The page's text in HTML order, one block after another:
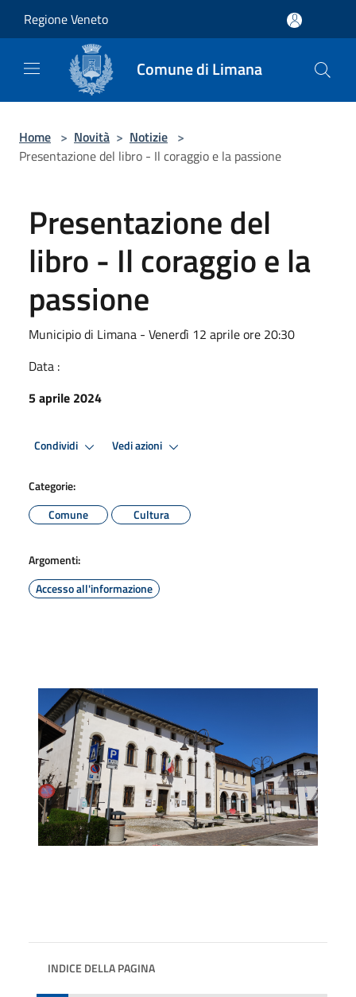
Regione Veneto
Comune di Limana
Home > Novità > Notizie >
Presentazione del libro - Il coraggio e la passione
Presentazione del
libro - Il coraggio e la
passione
Municipio di Limana - Venerdì 12 aprile ore 20:30
Data :
5 aprile 2024
Condividi Vedi azioni
Categorie:
Comune
Cultura
Argomenti:
Accesso all'informazione
INDICE DELLA PAGINA